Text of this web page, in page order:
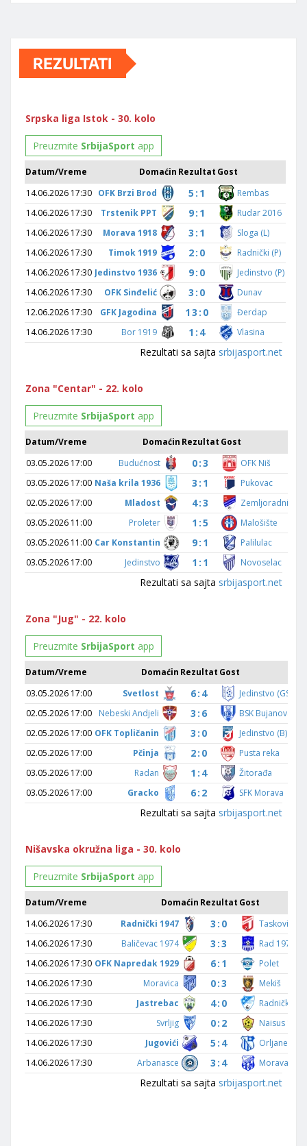
REZULTATI